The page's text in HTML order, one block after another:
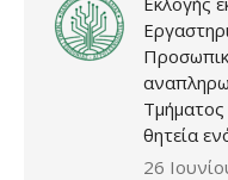
θητεία
26